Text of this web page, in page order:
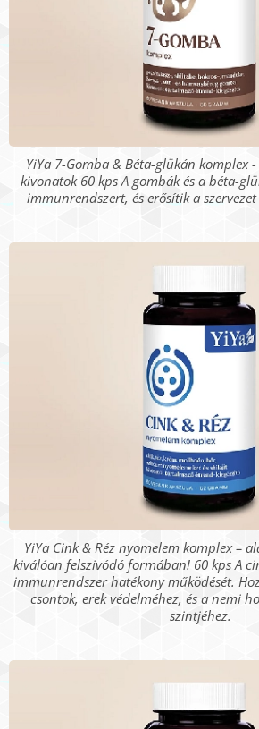
YiYa 7-Gomba & Béta-glükán komplex
kivonatok 60 kps A gombák és a béta-
immunrendszert, és erősítik a szervezet
YiYa Cink & Réz nyomelem komplex –
kiválóan felszivódó formában! 60 kps A
immunrendszer hatékony működését.
csontok, erek védelméhez, és a nemi
szintjéhez.